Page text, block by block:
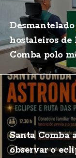
hostaleiros de
Comba polo
Santa Comba
observar o